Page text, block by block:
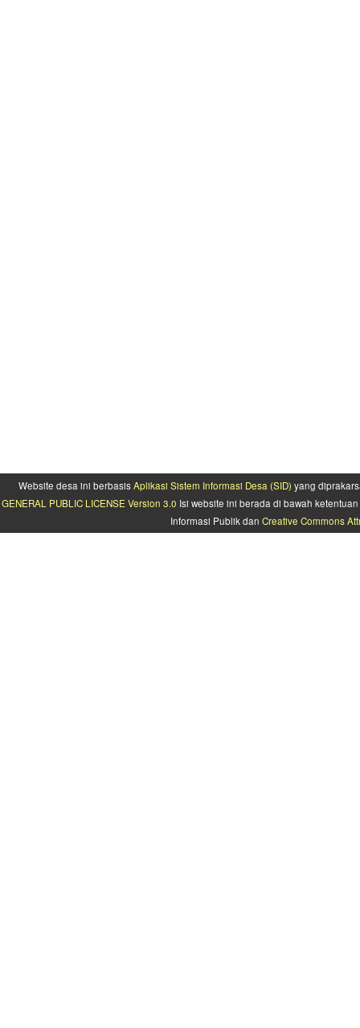
Website desa ini berbasisAplikasi Sistem Informasi Desa (SID) yang
GENERAL PUBLIC LICENSE Version 3.0 Isi website ini berada di bawah
Informasi Publik dan Creative Commons